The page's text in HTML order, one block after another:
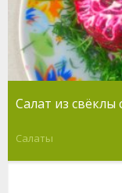
Салат из
Салаты